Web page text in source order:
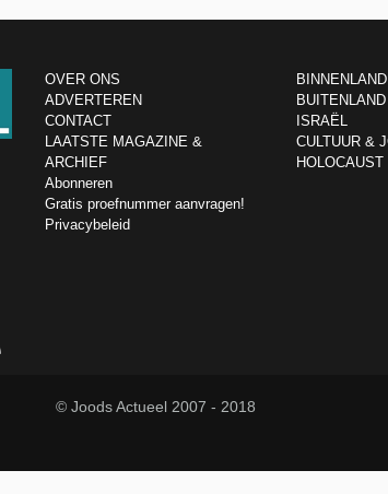
OVER ONS
ADVERTEREN
CONTACT
LAATSTE MAGAZINE &
ARCHIEF
Abonneren
Gratis proefnummer aanvragen!
Privacybeleid
BINNENLAND
BUITENLAND
ISRAËL
CULTUUR &
HOLOCAUST
© Joods Actueel 2007 - 2018